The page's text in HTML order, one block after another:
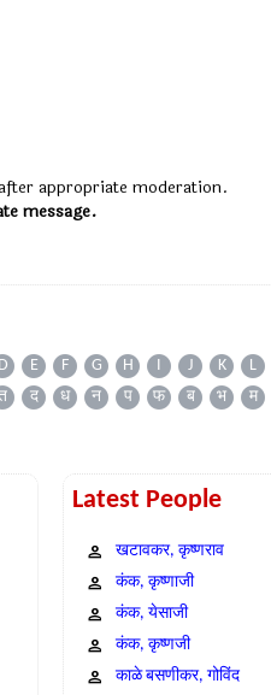
appropriate moderation.
message.
D E F G H I J K L
द ध न प फ ब भ म
Latest People
खटावकर, कृष्णराव
कंक, कृष्णाजी
कंक, येसाजी
कंक, कृष्णजी
काळे बसणीकर, गोविंद